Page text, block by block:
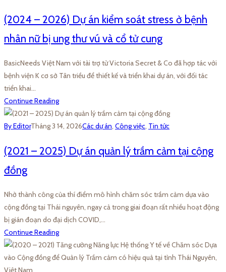
(2024 – 2026) Dự án kiểm soát stress ở bệnh
nhân nữ bị ung thư vú và cổ tử cung
BasicNeeds Việt Nam với tài trợ từ Victoria Secret & Co đã hợp tác với
bệnh viện K cơ sở Tân triều để thiết kế và triển khai dự án, với đối tác
triển khai…
Continue Reading
By EditorTháng 3 14, 2026Các dự án, Công việc, Tin tức
(2021 – 2025) Dự án quản lý trầm cảm tại cộng
đồng
Nhờ thành công của thí điểm mô hình chăm sóc trầm cảm dựa vào
cộng đồng tại Thái nguyên, ngay cả trong giai đoạn rất nhiều hoạt động
bị gián đoạn do đại dịch COVID,…
Continue Reading